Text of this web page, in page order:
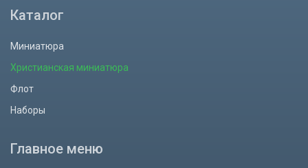
Каталог
Миниатюра
Христианская миниатюра
Флот
Наборы
Главное меню